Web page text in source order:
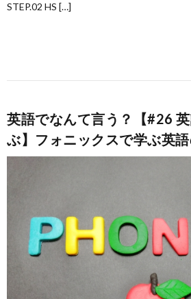
STEP.02 HS […]
英語でなんて言う？【#26
ぶ】フォニックスで学ぶ英